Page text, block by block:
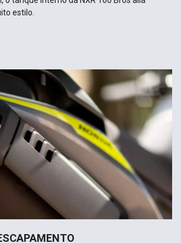
estilo.